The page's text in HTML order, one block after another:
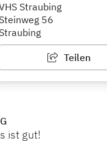
Straubing
Steinweg 56
Straubing
Teilen
ist gut!